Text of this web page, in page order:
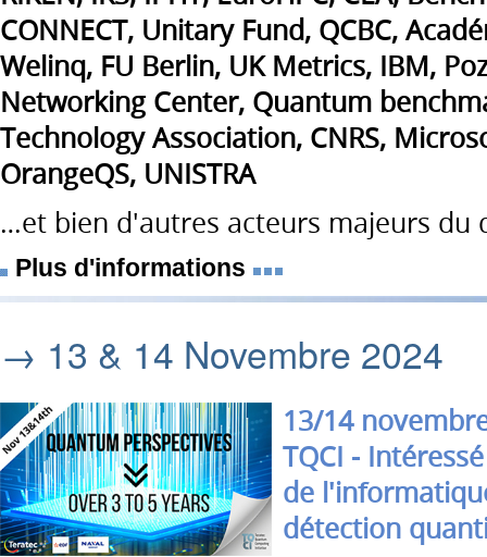
CONNECT, Unitary Fund, QCBC,
Welinq, FU Berlin, UK Metrics, IBM,
Networking Center, Quantum
Technology Association, CNRS,
OrangeQS, UNISTRA
…et bien d'autres acteurs majeurs du
Plus d'informations
→ 13 & 14 Novembre 2024
13/14
TQCI -
de
détection